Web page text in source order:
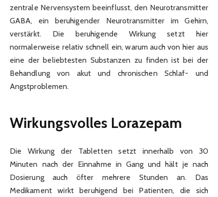
zentrale Nervensystem beeinflusst, den Neurotransmitter
GABA, ein beruhigender Neurotransmitter im Gehirn,
verstärkt. Die beruhigende Wirkung setzt hier
normalerweise relativ schnell ein, warum auch von hier aus
eine der beliebtesten Substanzen zu finden ist bei der
Behandlung von akut und chronischen Schlaf- und
Angstproblemen.
Wirkungsvolles Lorazepam
Die Wirkung der Tabletten setzt innerhalb von 30
Minuten nach der Einnahme in Gang und hält je nach
Dosierung auch öfter mehrere Stunden an. Das
Medikament wirkt beruhigend bei Patienten, die sich